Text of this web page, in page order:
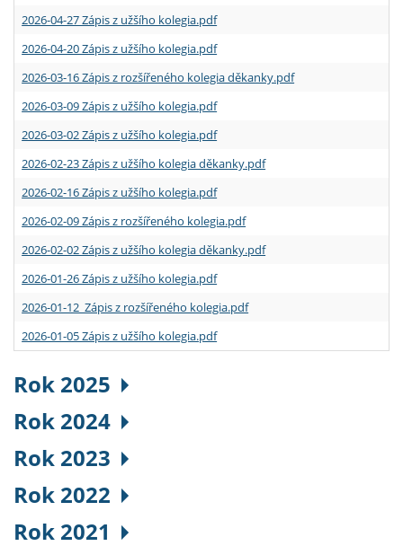
2026-04-27 Zápis z užšího kolegia.pdf
2026-04-20 Zápis z užšího kolegia.pdf
2026-03-16 Zápis z rozšířeného kolegia děkanky.pdf
2026-03-09 Zápis z užšího kolegia.pdf
2026-03-02 Zápis z užšího kolegia.pdf
2026-02-23 Zápis z užšího kolegia děkanky.pdf
2026-02-16 Zápis z užšího kolegia.pdf
2026-02-09 Zápis z rozšířeného kolegia.pdf
2026-02-02 Zápis z užšího kolegia děkanky.pdf
2026-01-26 Zápis z užšího kolegia.pdf
2026-01-12 Zápis z rozšířeného kolegia.pdf
2026-01-05 Zápis z užšího kolegia.pdf
Rok 2025
Rok 2024
Rok 2023
Rok 2022
Rok 2021